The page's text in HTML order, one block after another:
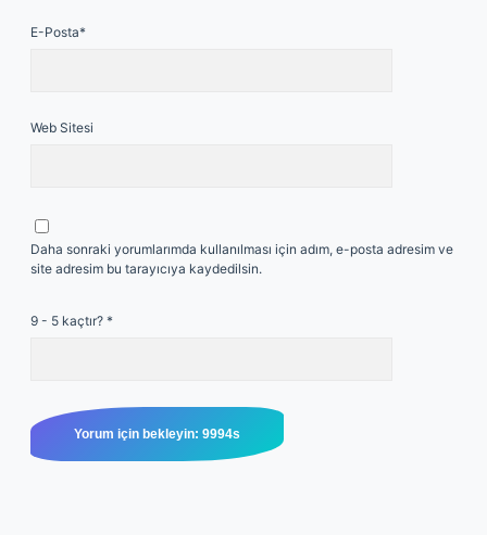
E-Posta*
Web Sitesi
Daha sonraki yorumlarımda kullanılması için adım, e-posta adresim ve
site adresim bu tarayıcıya kaydedilsin.
9 - 5 kaçtır? *